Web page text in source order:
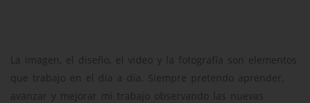
La imagen, el diseño, el video y la fotografía son elementos
que trabajo en el día a día. Siempre pretendo aprender,
avanzar y mejorar mi trabajo observando las nuevas